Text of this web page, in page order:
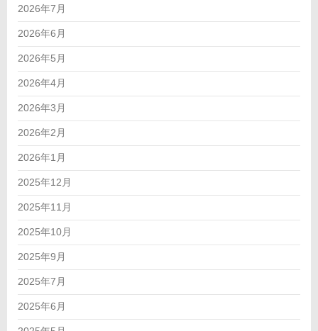
2026年7月
2026年6月
2026年5月
2026年4月
2026年3月
2026年2月
2026年1月
2025年12月
2025年11月
2025年10月
2025年9月
2025年7月
2025年6月